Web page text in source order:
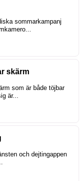
sommarkampanj
skärm
som är både töjbar
är...
och dejtingappen